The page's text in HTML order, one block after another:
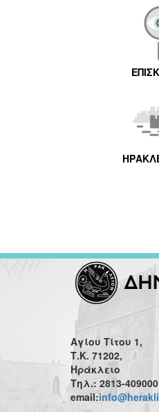
Αγίου Τίτου 1,
Τ.Κ. 71202,
Ηράκλειο
Τηλ.: 2813-409000
email: